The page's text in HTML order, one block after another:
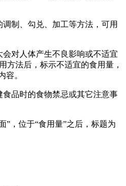
制、勾兑、加工等方法，可用
对人体产生不良影响或不适宜
方法后，标示不适宜的食用量，
容。
品时的食物禁忌或其它注意事
”，位于“食用量”之后，标题为